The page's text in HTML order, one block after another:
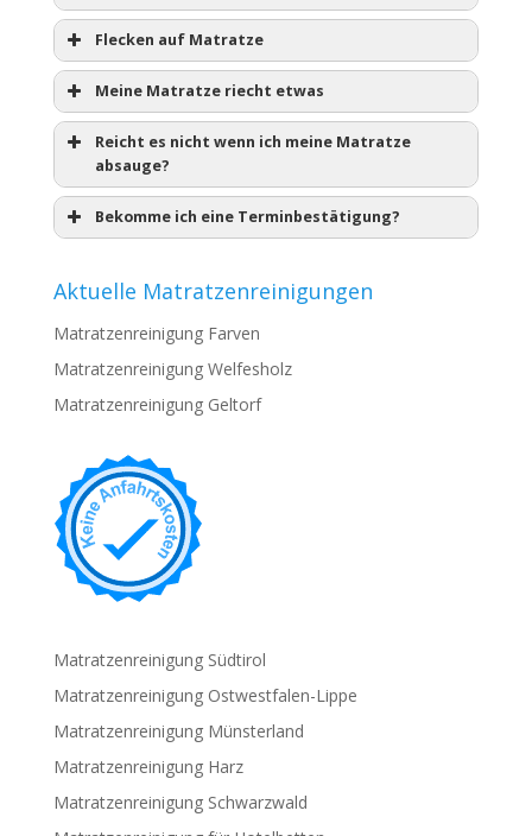
Flecken auf Matratze
Meine Matratze riecht etwas
Reicht es nicht wenn ich meine Matratze
absauge?
Bekomme ich eine Terminbestätigung?
Aktuelle Matratzenreinigungen
Matratzenreinigung Farven
Matratzenreinigung Welfesholz
Matratzenreinigung Geltorf
Matratzenreinigung Südtirol
Matratzenreinigung Ostwestfalen-Lippe
Matratzenreinigung Münsterland
Matratzenreinigung Harz
Matratzenreinigung Schwarzwald